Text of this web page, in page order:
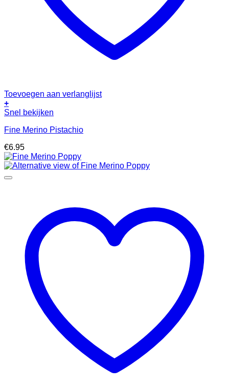
Toevoegen aan verlanglijst
+
Snel bekijken
Fine Merino Pistachio
€6.95